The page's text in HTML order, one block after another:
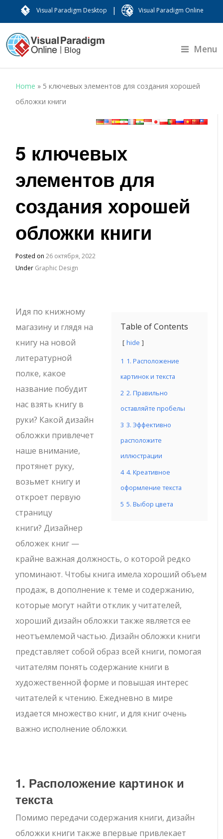
Visual Paradigm Desktop | Visual Paradigm Online
Menu
Home » 5 ключевых элементов для создания хорошей
обложки книги
5 ключевых
элементов для
создания хорошей
обложки книги
Posted on26 октября, 2022
Under Graphic Design
Table of Contents
hide
1 1. Расположение
картинок и текста
2 2. Правильно
оставляйте пробелы
3 3. Эффективно
расположите
иллюстрации
4 4. Креативное
оформление текста
5 5. Выбор цвета
Идя по книжному
магазину и глядя на
книгу на новой
литературной
полке, какое
название побудит
нас взять книгу в
руки? Какой дизайн
обложки привлечет
наше внимание,
протянет руку,
возьмет книгу и
откроет первую
страницу
книги? Дизайнер
обложек книг —
крайне важная должность, о которой редко
упоминают. Чтобы книга имела хороший объем
продаж, в дополнение к теме и содержанию,
которые могут найти отклик у читателей,
хороший дизайн обложки также является ее
неотъемлемой частью. Дизайн обложки книги
представляет собой образ всей книги, помогая
читателям понять содержание книги в
художественной форме и повышая интерес
читателей к чтению. Ежедневно в мире
издается множество книг, и для книг очень
важно исполнение обложки.
1. Расположение картинок и
текста
Помимо передачи содержания книги, дизайн
обложки книги также впервые привлекает